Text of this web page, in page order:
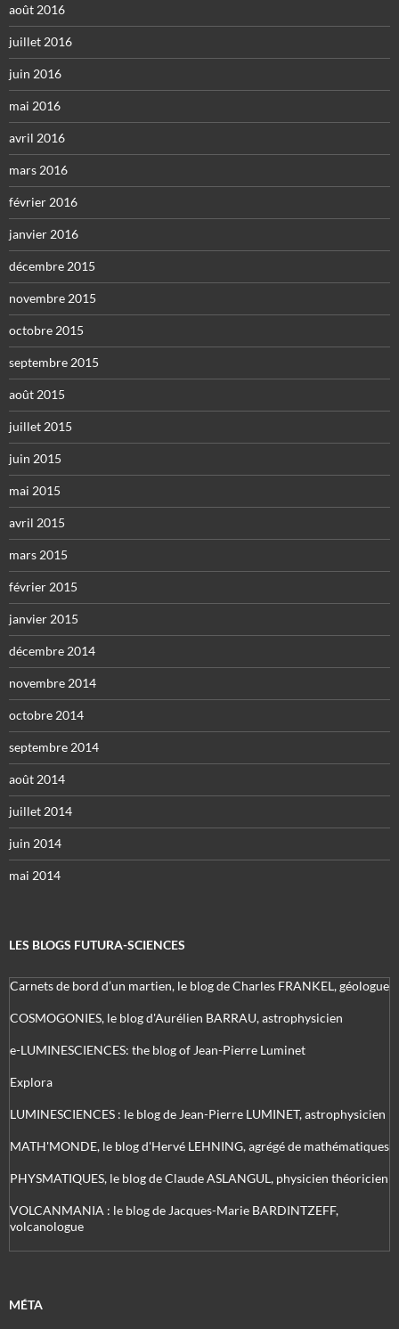
août 2016
juillet 2016
juin 2016
mai 2016
avril 2016
mars 2016
février 2016
janvier 2016
décembre 2015
novembre 2015
octobre 2015
septembre 2015
août 2015
juillet 2015
juin 2015
mai 2015
avril 2015
mars 2015
février 2015
janvier 2015
décembre 2014
novembre 2014
octobre 2014
septembre 2014
août 2014
juillet 2014
juin 2014
mai 2014
LES BLOGS FUTURA-SCIENCES
Carnets de bord d’un martien, le blog de Charles FRANKEL, géologue
COSMOGONIES, le blog d'Aurélien BARRAU, astrophysicien
e-LUMINESCIENCES: the blog of Jean-Pierre Luminet
Explora
LUMINESCIENCES : le blog de Jean-Pierre LUMINET, astrophysicien
MATH'MONDE, le blog d'Hervé LEHNING, agrégé de mathématiques
PHYSMATIQUES, le blog de Claude ASLANGUL, physicien théoricien
VOLCANMANIA : le blog de Jacques-Marie BARDINTZEFF,
volcanologue
MÉTA